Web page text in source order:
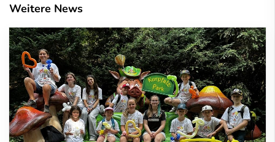
Weitere News